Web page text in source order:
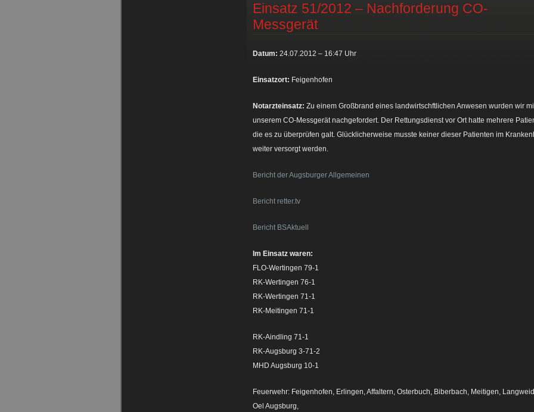
Einsatz 51/2012 – Nachforderung CO-
Messgerät
Datum: 24.07.2012 – 16:47 Uhr
Einsatzort: Feigenhofen
Notarzteinsatz: Zu einem Großbrand eines landwirtschftlichen Anwesen wurden wir
unserem CO-Messgerät nachgefordert. Der Rettungsdienst vor Ort hatte mehrere
die es zu überprüfen galt. Glücklicherweise musste keiner dieser Patienten im
weiter versorgt werden.
Bericht der Augsburger Allgemeinen
Bericht retter.tv
Bericht BSAktuell
Im Einsatz waren:
FLO-Wertingen 79-1
RK-Wertingen 76-1
RK-Wertingen 71-1
RK-Meitingen 71-1
RK-Aindling 71-1
RK-Augsburg 3-71-2
MHD Augsburg 10-1
Feuerwehr: Feigenhofen, Erlingen, Affaltern, Osterbuch, Biberbach, Meitigen,
Oel Augsburg,